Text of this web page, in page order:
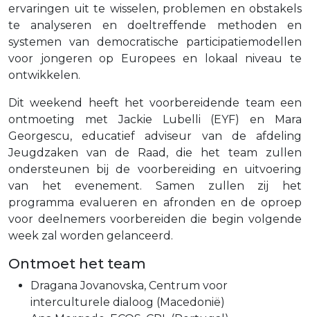
ervaringen uit te wisselen, problemen en obstakels
te analyseren en doeltreffende methoden en
systemen van democratische participatiemodellen
voor jongeren op Europees en lokaal niveau te
ontwikkelen.
Dit weekend heeft het voorbereidende team een
ontmoeting met Jackie Lubelli (EYF) en Mara
Georgescu, educatief adviseur van de afdeling
Jeugdzaken van de Raad, die het team zullen
ondersteunen bij de voorbereiding en uitvoering
van het evenement. Samen zullen zij het
programma evalueren en afronden en de oproep
voor deelnemers voorbereiden die begin volgende
week zal worden gelanceerd.
Ontmoet het team
Dragana Jovanovska, Centrum voor
interculturele dialoog (Macedonië)